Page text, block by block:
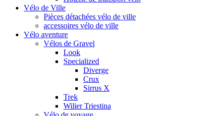
Vélo de Ville
Pièces détachées vélo de ville
accessoires vélo de ville
Vélo aventure
Vélos de Gravel
Look
Specialized
Diverge
Crux
Sirrus X
Trek
Wilier Triestina